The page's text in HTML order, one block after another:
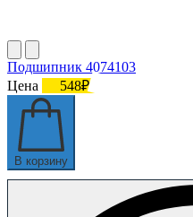
Подшипник 4074103
Цена
548₽
В корзину